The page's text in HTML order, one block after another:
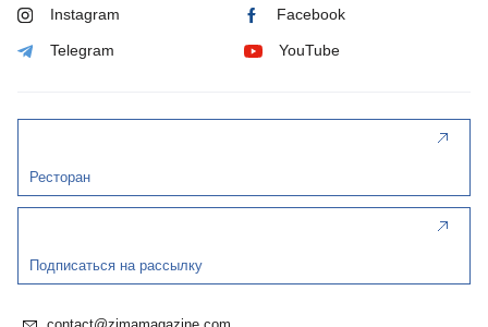
Instagram Facebook
Telegram YouTube
Ресторан
Подписаться на рассылку